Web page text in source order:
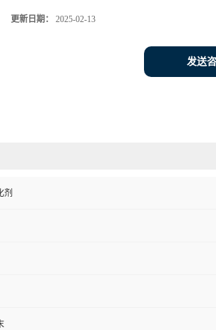
更新日期： 2025-02-13
发送
剂